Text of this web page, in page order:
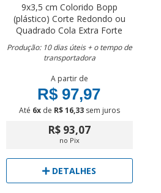
9x3,5 cm Colorido Bopp
(plástico) Corte Redondo ou
Quadrado Cola Extra Forte
Produção: 10 dias úteis + o tempo de
transportadora
A partir de
R$ 97,97
Até 6xde R$ 16,33sem juros
R$ 93,07
no Pix
DETALHES